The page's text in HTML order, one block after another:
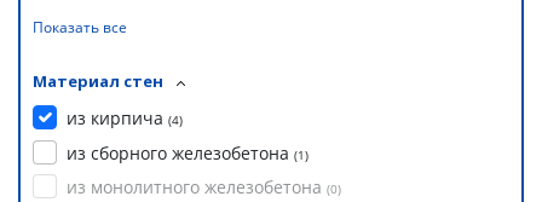
Показать все
Материал стен
из кирпича (4)
из сборного железобетона (1)
из монолитного железобетона (0)